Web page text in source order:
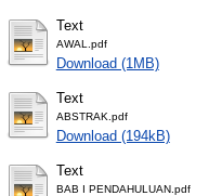
Text
AWAL.pdf
Download (1MB)
Text
ABSTRAK.pdf
Download (194kB)
Text
BAB I PENDAHULUAN.pdf